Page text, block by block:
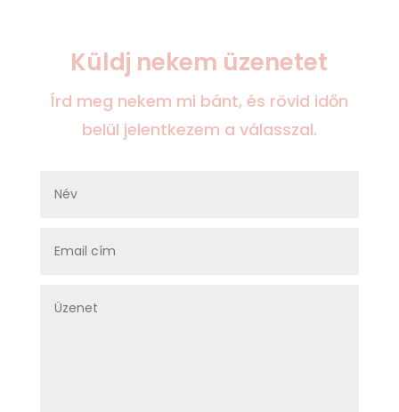
Küldj nekem üzenetet
Írd meg nekem mi bánt, és rövid időn
belül jelentkezem a válasszal.